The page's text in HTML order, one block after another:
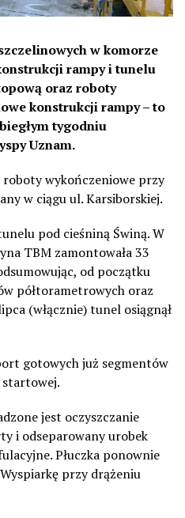
w komorze
rampy i tunelu
oraz roboty
konstrukcji rampy – to
tygodniu
Uznam.
wykończeniowe przy
w ciągu ul. Karsiborskiej.
pod cieśniną Świną. W
TBM zamontowała 33
od początku
półtorametrowych oraz
(włącznie) tunel osiągnął
gotowych już segmentów
jest oczyszczanie
i odseparowany urobek
Płuczka ponownie
przy drążeniu